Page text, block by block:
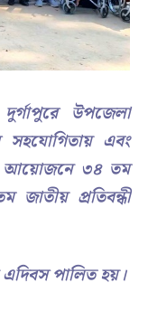
উপজেলা
সহযোগিতায় এবং
আয়োজনে ৩৪ তম
জাতীয় প্রতিবন্ধী
পালিত হয়।